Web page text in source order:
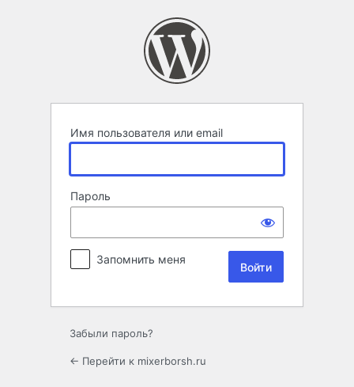
Имя пользователя или email
Пароль
Запомнить меня
Забыли пароль?
← Перейти к mixerborsh.ru